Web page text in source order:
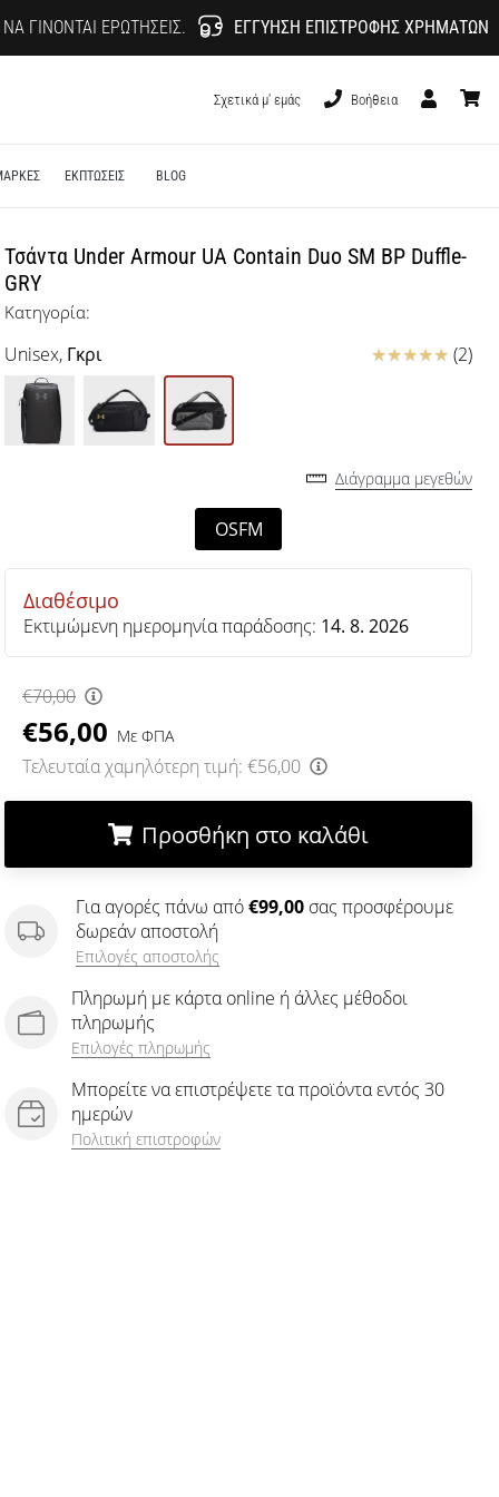
ΓΊΝΟΝΤΑΙ ΕΡΩΤΉΣΕΙΣ. ΕΓΓΎΗΣΗ ΕΠΙΣΤΡΟΦΉΣ ΧΡΗΜΆΤΩΝ
Σχετικά μ' εμάς
Βοήθεια
ΕΚΠΤΩΣΕΙΣ BLOG
Τσάντα Under Armour UA Contain Duo SM BP Duffle-
GRY
Κατηγορία:
Unisex, Γκρι Κριτικές (2)
Διάγραμμα μεγεθών
OSFM
Διαθέσιμο
Εκτιμώμενη ημερομηνία παράδοσης: 14. 8. 2026
€70,00
€56,00 Με ΦΠΑ
Τελευταία χαμηλότερη τιμή: €56,00
Προσθήκη στο καλάθι
...
Για αγορές πάνω από€99,00 σας προσφέρουμε
δωρεάν αποστολή
Επιλογές αποστολής
Πληρωμή με κάρτα online ή άλλες μέθοδοι
πληρωμής
Επιλογές πληρωμής
Μπορείτε να επιστρέψετε τα προϊόντα εντός 30
ημερών
Πολιτική επιστροφών